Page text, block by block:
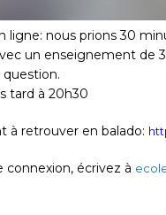
ligne: nous prions 30
un enseignement de
tard à 20h30
à retrouver en balado:
connexion, écrivez à